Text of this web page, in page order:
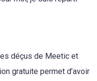
déçus de Meetic et
gratuite permet d’avoir